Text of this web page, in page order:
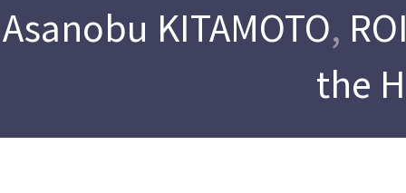
Asanobu KITAMOTO,
the